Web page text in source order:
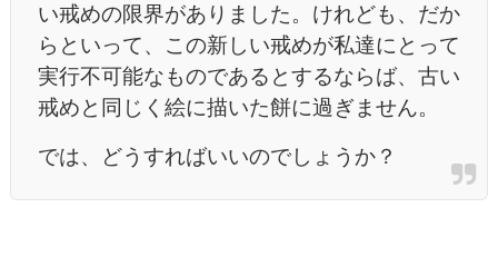
い戒めの限界がありました。けれども、だか
らといって、この新しい戒めが私達にとって
実行不可能なものであるとするならば、古い
戒めと同じく絵に描いた餅に過ぎません。
では、どうすればいいのでしょうか？